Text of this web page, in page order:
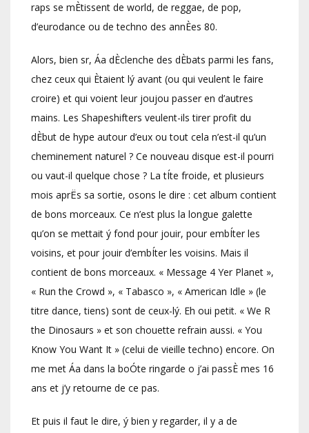
raps se mÈtissent de world, de reggae, de pop,
d’eurodance ou de techno des annÈes 80.
Alors, bien sr, Áa dÈclenche des dÈbats parmi les fans,
chez ceux qui Ètaient lý avant (ou qui veulent le faire
croire) et qui voient leur joujou passer en d’autres
mains. Les Shapeshifters veulent-ils tirer profit du
dÈbut de hype autour d’eux ou tout cela n’est-il qu’un
cheminement naturel ? Ce nouveau disque est-il pourri
ou vaut-il quelque chose ? La tÍte froide, et plusieurs
mois aprËs sa sortie, osons le dire : cet album contient
de bons morceaux. Ce n’est plus la longue galette
qu’on se mettait ý fond pour jouir, pour embÍter les
voisins, et pour jouir d’embÍter les voisins. Mais il
contient de bons morceaux. « Message 4 Yer Planet »,
« Run the Crowd », « Tabasco », « American Idle » (le
titre dance, tiens) sont de ceux-lý. Eh oui petit. « We R
the Dinosaurs » et son chouette refrain aussi. « You
Know You Want It » (celui de vieille techno) encore. On
me met Áa dans la boÓte ringarde o j’ai passÈ mes 16
ans et j’y retourne de ce pas.
Et puis il faut le dire, ý bien y regarder, il y a de